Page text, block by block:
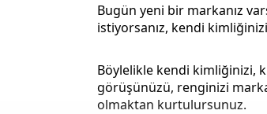
Bugün yeni bir markanız
istiyorsanız, kendi
Böylelikle kendi kimliğinizi,
görüşünüzü, renginizi
olmaktan kurtulursunuz.